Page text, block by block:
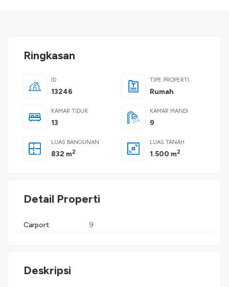
Ringkasan
ID
13246
TIPE PROPERTI
Rumah
KAMAR TIDUR
13
KAMAR MANDI
9
LUAS BANGUNAN
832 m2
LUAS TANAH
1.500 m2
Detail Properti
Carport 9
Deskripsi